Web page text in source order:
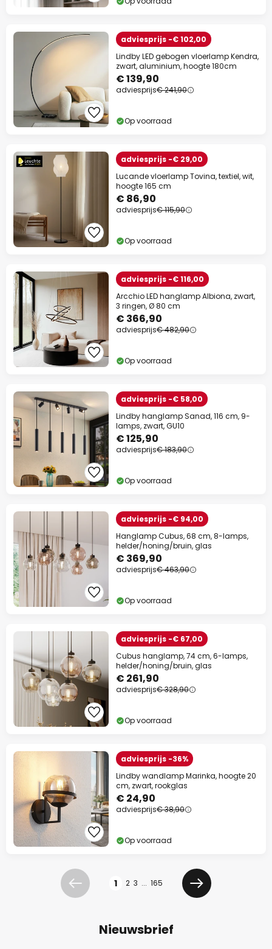
adviesprijs -€ 102,00
Lindby LED gebogen vloerlamp Kendra,
zwart, aluminium, hoogte 180cm
€ 139,90
adviesprijs€ 241,90
Op voorraad
adviesprijs -€ 29,00
Lucande vloerlamp Tovina, textiel, wit,
hoogte 165 cm
€ 86,90
adviesprijs€ 115,90
Op voorraad
adviesprijs -€ 116,00
Arcchio LED hanglamp Albiona, zwart,
3 ringen, Ø 80 cm
€ 366,90
adviesprijs€ 482,90
Op voorraad
adviesprijs -€ 58,00
Lindby hanglamp Sanad, 116 cm, 9-
lamps, zwart, GU10
€ 125,90
adviesprijs€ 183,90
Op voorraad
adviesprijs -€ 94,00
Hanglamp Cubus, 68 cm, 8-lamps,
helder/honing/bruin, glas
€ 369,90
adviesprijs€ 463,90
Op voorraad
adviesprijs -€ 67,00
Cubus hanglamp, 74 cm, 6-lamps,
helder/honing/bruin, glas
€ 261,90
adviesprijs€ 328,90
Op voorraad
adviesprijs -36%
Lindby wandlamp Marinka, hoogte 20
cm, zwart, rookglas
€ 24,90
adviesprijs€ 38,90
Op voorraad
Vorige 1 2 3 ... 165
Volgende
Nieuwsbrief